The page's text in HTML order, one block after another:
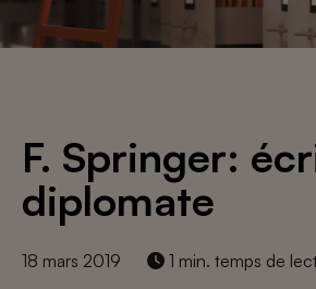
F. Springer:
diplomate
18 mars 2019 1 min. temps de